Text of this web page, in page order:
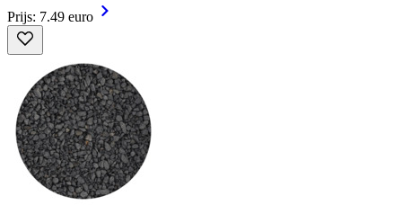
Prijs: 7.49 euro